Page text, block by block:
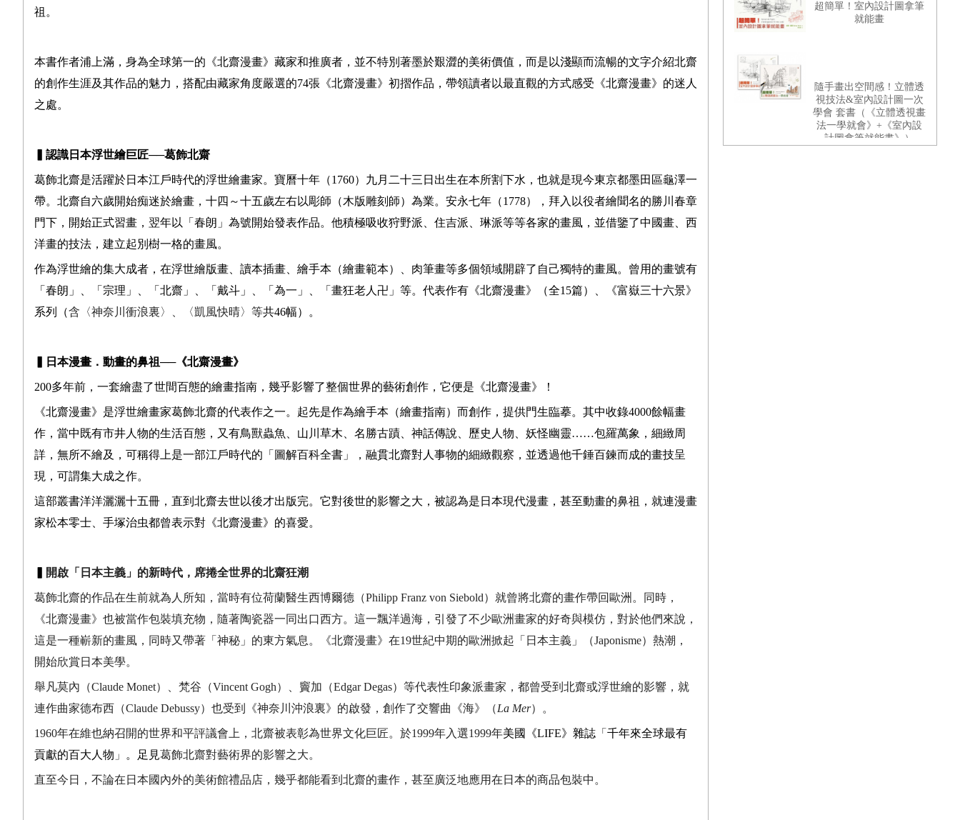
祖。
本書作者浦上滿，身為全球第一的《北齋漫畫》藏家和推廣者，並不特別著墨於艱澀的美術價值，而是以淺顯而流暢的文字介紹北齋
的創作生涯及其作品的魅力，搭配由藏家角度嚴選的74張《北齋漫畫》初摺作品，帶領讀者以最直觀的方式感受《北齋漫畫》的迷人
之處。
認識日本浮世繪巨匠──葛飾北齋
葛飾北齋是活躍於日本江戶時代的浮世繪畫家。寶曆十年（1760）九月二十三日出生在本所割下水，也就是現今東京都墨田區龜澤一
帶。北齋自六歲開始痴迷於繪畫，十四～十五歲左右以彫師（木版雕刻師）為業。安永七年（1778），拜入以役者繪聞名的勝川春章
門下，開始正式習畫，翌年以「春朗」為號開始發表作品。他積極吸收狩野派、住吉派、琳派等等各家的畫風，並借鑒了中國畫、西
洋畫的技法，建立起別樹一格的畫風。
作為浮世繪的集大成者，在浮世繪版畫、讀本插畫、繪手本（繪畫範本）、肉筆畫等多個領域開辟了自己獨特的畫風。曾用的畫號有
「春朗」、「宗理」、「北齋」、「戴斗」、「為一」、「畫狂老人卍」等。代表作有《北齋漫畫》（全15篇）、《富嶽三十六景》
系列（含〈神奈川衝浪裏〉、〈凱風快晴〉等共46幅）。
日本漫畫．動畫的鼻祖──《北齋漫畫》
200多年前，一套繪盡了世間百態的繪畫指南，幾乎影響了整個世界的藝術創作，它便是《北齋漫畫》！
《北齋漫畫》是浮世繪畫家葛飾北齋的代表作之一。起先是作為繪手本（繪畫指南）而創作，提供門生臨摹。其中收錄4000餘幅畫
作，當中既有市井人物的生活百態，又有鳥獸蟲魚、山川草木、名勝古蹟、神話傳說、歷史人物、妖怪幽靈……包羅萬象，細緻周
詳，無所不繪及，可稱得上是一部江戶時代的「圖解百科全書」，融貫北齋對人事物的細緻觀察，並透過他千錘百鍊而成的畫技呈
現，可謂集大成之作。
這部叢書洋洋灑灑十五冊，直到北齋去世以後才出版完。它對後世的影響之大，被認為是日本現代漫畫，甚至動畫的鼻祖，就連漫畫
家松本零士、手塚治虫都曾表示對《北齋漫畫》的喜愛。
開啟「日本主義」的新時代，席捲全世界的北齋狂潮
葛飾北齋的作品在生前就為人所知，當時有位荷蘭醫生西博爾德（Philipp Franz von Siebold）就曾將北齋的畫作帶回歐洲。同時，
《北齋漫畫》也被當作包裝填充物，隨著陶瓷器一同出口西方。這一飄洋過海，引發了不少歐洲畫家的好奇與模仿，對於他們來說，
這是一種嶄新的畫風，同時又帶著「神秘」的東方氣息。《北齋漫畫》在19世紀中期的歐洲掀起「日本主義」（Japonisme）熱潮，
開始欣賞日本美學。
舉凡莫內（Claude Monet）、梵谷（Vincent Gogh）、竇加（Edgar Degas）等代表性印象派畫家，都曾受到北齋或浮世繪的影響，就
連作曲家德布西（Claude Debussy）也受到《神奈川沖浪裏》的啟發，創作了交響曲《海》（La Mer）。
1960年在維也納召開的世界和平評議會上，北齋被表彰為世界文化巨匠。於1999年入選1999年美國《LIFE》雜誌 「 千年來全球最有
貢獻的百大人物 」 。足見葛飾北齋對藝術界的影響之大。
直至今日，不論在日本國內外的美術館禮品店，幾乎都能看到北齋的畫作，甚至廣泛地應用在日本的商品包裝中。
超簡單！室內設計圖拿筆
就能畫
隨手畫出空間感！立體透
視技法&室內設計圖一次
學會 套書（《立體透視畫
法一學就會》+《室內設
計圖拿筆就能畫》）